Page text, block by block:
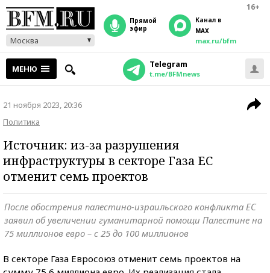
16+
Москва
прямой
эфир
Канал в
MAX
max.ru/bfm
МЕНЮ Telegram
t.me/BFMnews
21 ноября 2023, 20:36
Политика
Источник: из-за разрушения
инфраструктуры в секторе Газа ЕС
отменит семь проектов
После обострения палестино-израильского конфликта ЕС
заявил об увеличении гуманитарной помощи Палестине на
75 миллионов евро – с 25 до 100 миллионов
В секторе Газа Евросоюз отменит семь проектов на